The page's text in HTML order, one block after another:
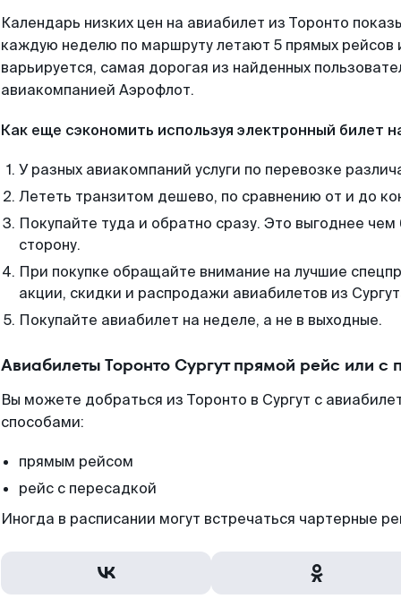
Календарь низких цен на авиабилет из Торонто
каждую неделю по маршруту летают 5 прямых рейсов
варьируется, самая дорогая из найденных
авиакомпанией Аэрофлот.
Как еще сэкономить используя электронный билет
У разных авиакомпаний услуги по перевозке
Лететь транзитом дешево, по сравнению от и до
Покупайте туда и обратно сразу. Это выгоднее чем
сторону.
При покупке обращайте внимание на лучшие
акции, скидки и распродажи авиабилетов из
Покупайте авиабилет на неделе, а не в выходные.
Авиабилеты Торонто Сургут прямой рейс или с
Вы можете добраться из Торонто в Сургут с
способами:
прямым рейсом
рейс с пересадкой
Иногда в расписании могут встречаться чартерные